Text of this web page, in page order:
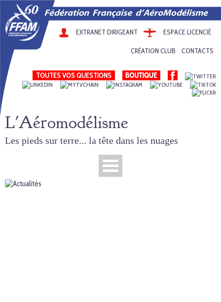
EXTRANET DIRIGEANT ESPACE LICENCIÉ
CRÉATION CLUB CONTACTS
TOUTES VOS QUESTIONS
L'Aéromodélisme
Les pieds sur terre... la tête dans les nuages